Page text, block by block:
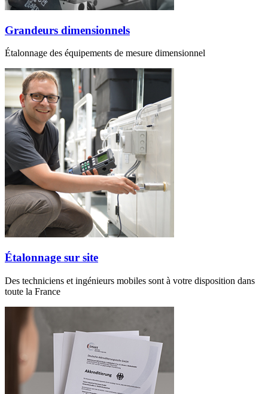
Grandeurs dimensionnels
Étalonnage des équipements de mesure dimensionnel
Étalonnage sur site
Des techniciens et ingénieurs mobiles sont à votre disposition dans
toute la France